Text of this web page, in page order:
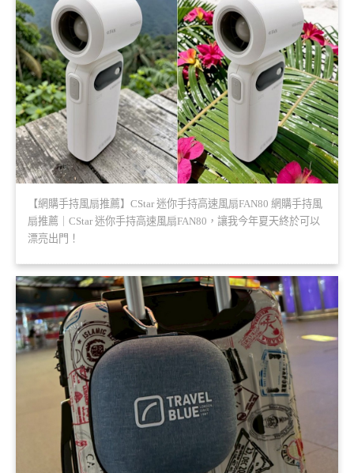
【網購手持風扇推薦】CStar 迷你手持高速風扇FAN80 網購手持風
扇推薦｜CStar 迷你手持高速風扇FAN80，讓我今年夏天終於可以
漂亮出門！